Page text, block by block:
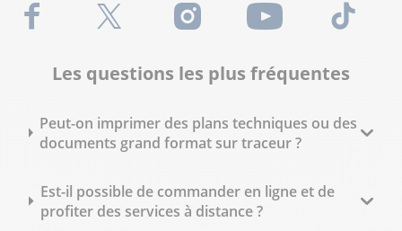
Facebook X (Twitter) Instagram Youtube TikTok
Les questions les plus fréquentes
Peut-on imprimer des plans techniques ou des
documents grand format sur traceur ?
Est-il possible de commander en ligne et de
profiter des services à distance ?